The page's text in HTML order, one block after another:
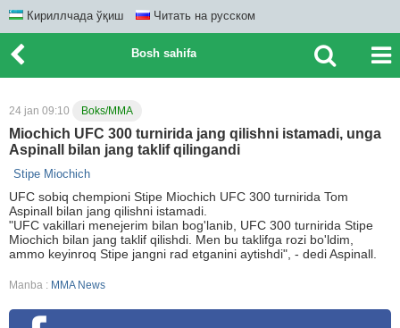
Кириллчада ўқиш Читать на русском
Bosh sahifa
24 jan 09:10 Boks/MMA
Miochich UFC 300 turnirida jang qilishni istamadi, unga
Aspinall bilan jang taklif qilingandi
Stipe Miochich
UFC sobiq chempioni Stipe Miochich UFC 300 turnirida Tom
Aspinall bilan jang qilishni istamadi.
"UFC vakillari menejerim bilan bog'lanib, UFC 300 turnirida Stipe
Miochich bilan jang taklif qilishdi. Men bu taklifga rozi bo'ldim,
ammo keyinroq Stipe jangni rad etganini aytishdi", - dedi Aspinall.
Manba : MMA News